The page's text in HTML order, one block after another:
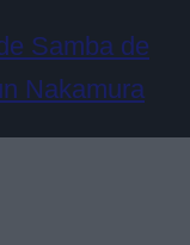
Samba de
Nakamura